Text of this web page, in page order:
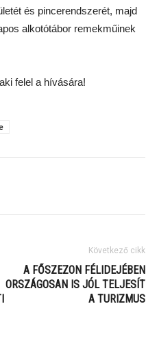
és pincerendszerét, majd
alkotótábor remekműinek
felel a hívására!
Következő cikk
​A FŐSZEZON FÉLIDEJÉBEN
ORSZÁGOSAN IS JÓL TELJESÍT
A TURIZMUS